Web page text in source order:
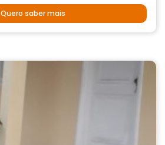
Quero saber mais